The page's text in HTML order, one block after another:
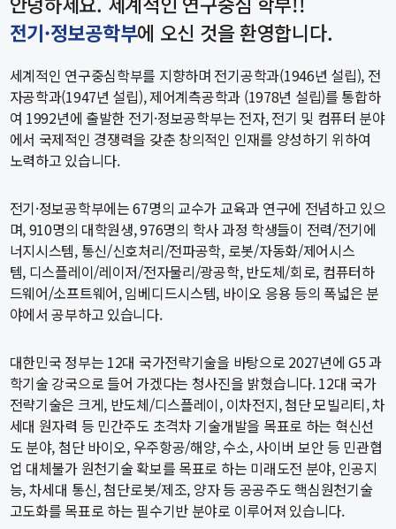
조직도
오시는 길
교수/연구
교수
전임교수
객원교수
역대학부장
연구실/연구소
연구실
연구소
세미나 영상
e-TEC Talks
교육
학부
교과과정
교과목이수규정
대학원
교과과정
전기·정보공학부에 오신 것을 환영합니다.
세계적인 연구중심학부를 지향하며 전기공학과(1946년 설립), 전
자공학과(1947년 설립), 제어계측공학과 (1978년 설립)를 통합하
여 1992년에 출발한 전기·정보공학부는 전자, 전기 및 컴퓨터 분야
에서 국제적인 경쟁력을 갖춘 창의적인 인재를 양성하기 위하여
노력하고 있습니다.
전기·정보공학부에는 67명의 교수가 교육과 연구에 전념하고 있으
며, 910명의 대학원생, 976명의 학사 과정 학생들이 전력/전기에
너지시스템, 통신/신호처리/전파공학, 로봇/자동화/제어시스
템, 디스플레이/레이저/전자물리/광공학, 반도체/회로, 컴퓨터하
드웨어/소프트웨어, 임베디드시스템, 바이오 응용 등의 폭넓은 분
야에서 공부하고 있습니다.
대한민국 정부는 12대 국가전략기술을 바탕으로 2027년에 G5 과
학기술 강국으로 들어 가겠다는 청사진을 밝혔습니다. 12대 국가
전략기술은 크게, 반도체/디스플레이, 이차전지, 첨단 모빌리티, 차
세대 원자력 등 민간주도 초격차 기술개발을 목표로 하는 혁신선
도 분야, 첨단 바이오, 우주항공/해양, 수소, 사이버 보안 등 민관협
업 대체불가 원천기술 확보를 목표로 하는 미래도전 분야, 인공지
능, 차세대 통신, 첨단로봇/제조, 양자 등 공공주도 핵심원천기술
고도화를 목표로 하는 필수기반 분야로 이루어져 있습니다.